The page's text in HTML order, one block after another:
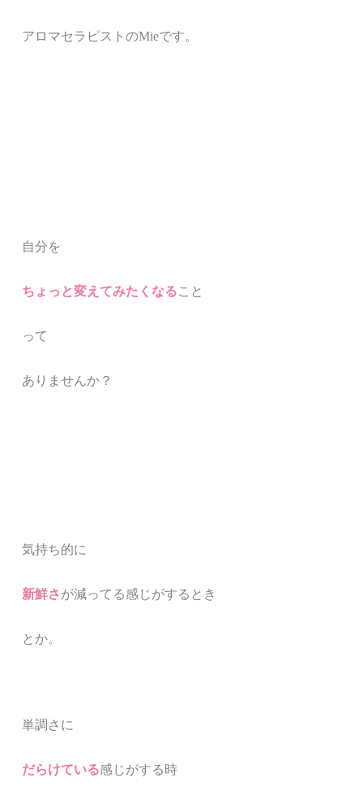
アロマセラピストのMieです。
自分を
ちょっと変えてみたくなること
って
ありませんか？
気持ち的に
新鮮さが減ってる感じがするとき
とか。
単調さに
だらけている感じがする時